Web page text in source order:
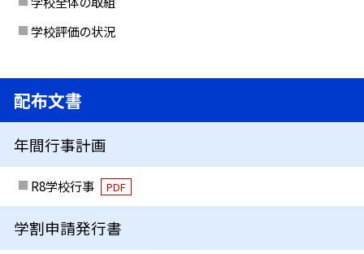
学校評価の状況
配布文書
年間行事計画
R8学校行事 PDF
学割申請発行書